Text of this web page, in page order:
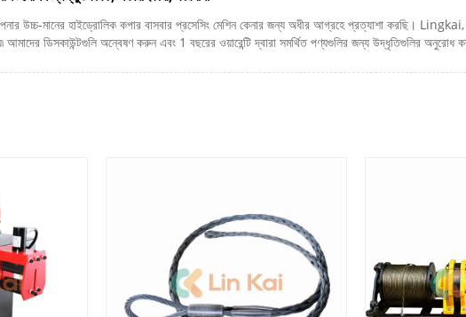
উচ্চ-মানের হাইড্রোলিক কপার বাসবার প্রসেসিং মেশিন কেনার জন্য অধীর আগ্রহে প্রত্যাশা করছি।
আমাদের ডিসকাউন্টগুলি অন্বেষণ করুন এবং 1 বছরের ওয়ারেন্টি দ্বারা সমর্থিত পণ্যগুলির জন্য উদ্ধৃতিগুলির অনুরোধ